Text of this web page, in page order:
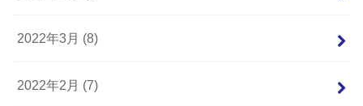
2022年3月 (8)
2022年2月 (7)